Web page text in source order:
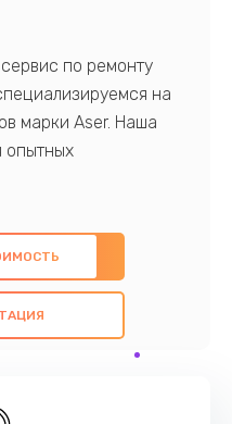
по ремонту
на
марки Aser. Наша
опытных
знаниями и
ремонт с
компонентов, а
всех
- предоставить
записаться на